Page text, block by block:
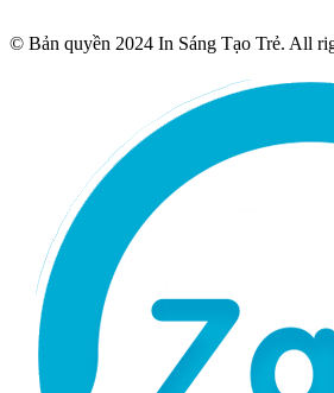
© Bản quyền 2024 In Sáng Tạo Trẻ. All